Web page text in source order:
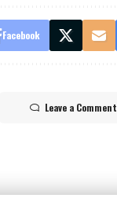
Facebook
Leave a Comment